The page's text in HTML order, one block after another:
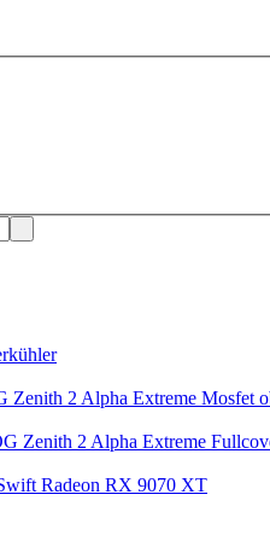
Zenith 2 Alpha Extreme Mosfet
Zenith 2 Alpha Extreme
Radeon RX 9070 XT